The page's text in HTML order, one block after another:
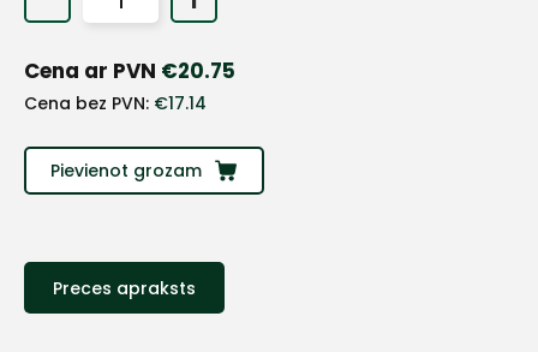
Cena ar PVN €20.75
Cena bez PVN: €17.14
Pievienot grozam
Preces apraksts
+